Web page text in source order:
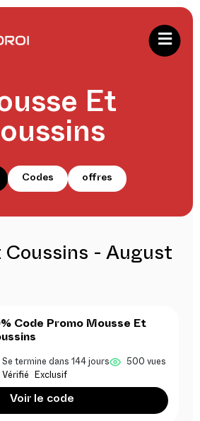
Et
Codes offres
Coussins - August
Code Promo Mousse Et
Se termine dans 144 jours 500 vues
Vérifié Exclusif
Voir le code